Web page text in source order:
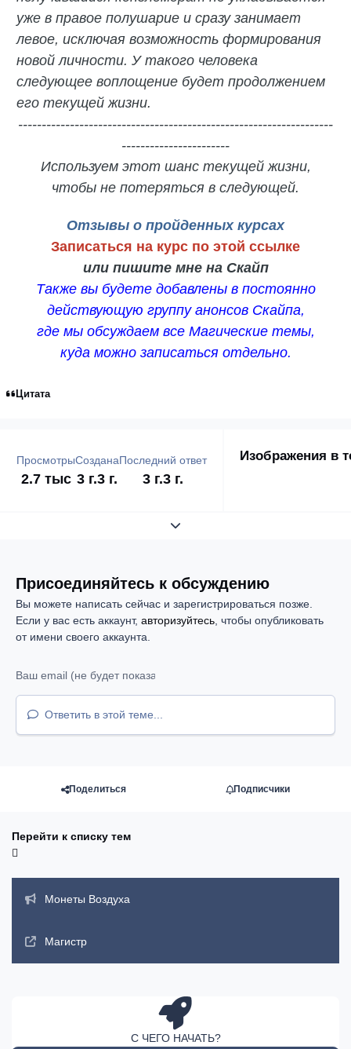
уже в правое полушарие и сразу занимает
левое, исключая возможность формирования
новой личности. У такого человека
следующее воплощение будет продолжением
его текущей жизни.
-------------------------------------------------------------------
-----------------------
Используем этот шанс текущей жизни,
чтобы не потеряться в следующей.
Отзывы о пройденных курсах
Записаться на курс по этой ссылке
или пишите мне на Скайп
Также вы будете добавлены в постоянно
действующую группу анонсов Скайпа,
где мы обсуждаем все Магические темы,
куда можно записаться отдельно.
Цитата
Просмотры
2.7 тыс
Создана
3 г.3 г.
Последний ответ
3 г.3 г.
Изображения в
Развернуть обзор темы
Присоединяйтесь к обсуждению
Вы можете написать сейчас и зарегистрироваться позже.
Если у вас есть аккаунт, авторизуйтесь, чтобы опубликовать
от имени своего аккаунта.
Ответить в этой теме...
Поделиться Подписчики
Перейти к списку тем
Монеты Воздуха
Магистр
С ЧЕГО НАЧАТЬ?